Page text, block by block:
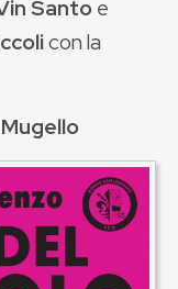
Santoe
con la